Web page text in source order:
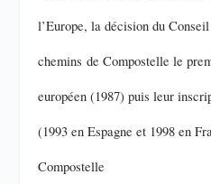
l’Europe, la décision du
cheminsde Compostelle le
européen (1987) puis leur
(1993 en Espagne et 1998 en
Compostelle